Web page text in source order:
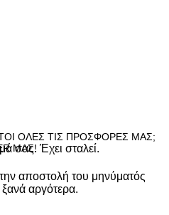
ΟΛΕΣ ΤΙΣ ΠΡΟΣΦΟΡΕΣ ΜΑΣ;
ΜΑΣ!
σας. Έχει σταλεί.
αποστολή του μηνύματός
αργότερα.